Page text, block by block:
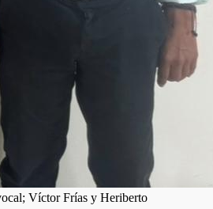
Víctor Frías y Heriberto